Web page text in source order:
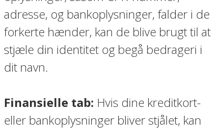
adresse, og bankoplysninger, falder i de
forkerte hænder, kan de blive brugt til at
stjæle din identitet og begå bedrageri i
dit navn.
Finansielle tab: Hvis dine kreditkort-
eller bankoplysninger bliver stjålet, kan